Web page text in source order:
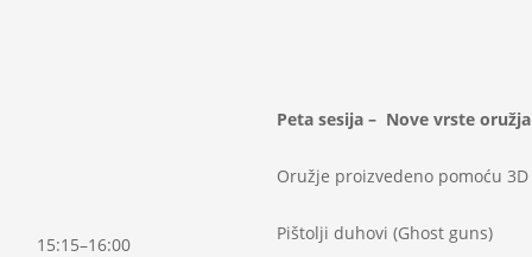
15:15–16:00
Peta sesija – Nove vrste
Oružje proizvedeno pomoću
Pištolji duhovi (Ghost guns)